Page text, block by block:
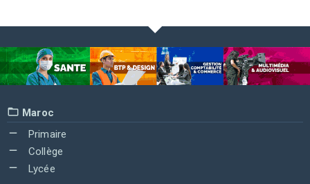
Maroc
Primaire
Collège
Lycée